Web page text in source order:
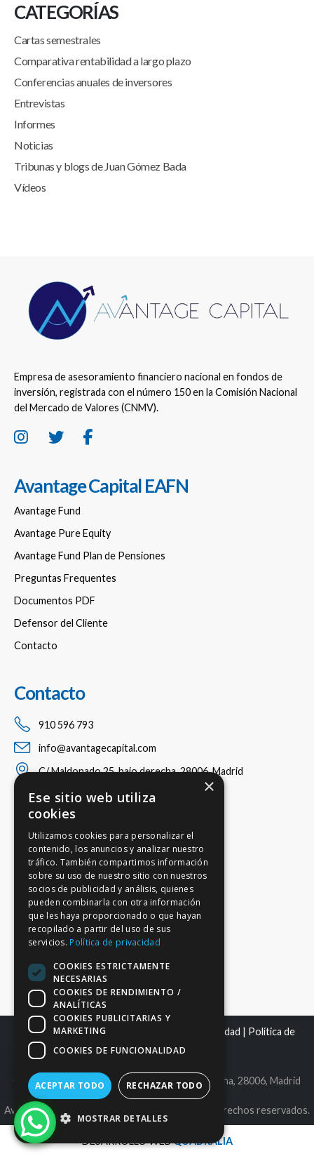
CATEGORÍAS
Cartas semestrales
Comparativa rentabilidad a largo plazo
Conferencias anuales de inversores
Entrevistas
Informes
Noticias
Tribunas y blogs de Juan Gómez Bada
Vídeos
Empresa de asesoramiento financiero nacional en fondos de
inversión, registrada con el número 150 en la Comisión Nacional
del Mercado de Valores (CNMV).
Avantage Capital EAFN
Avantage Fund
Avantage Pure Equity
Avantage Fund Plan de Pensiones
Preguntas Frequentes
Documentos PDF
Defensor del Cliente
Contacto
Contacto
910 596 793
info@avantagecapital.com
C/ Maldonado 25, bajo derecha, 28006, Madrid
Mapa del sitio|Aviso Legal Política de Privacidad | Política de
Cookies
C.I.F. B86980612 | C/ Maldonado 25, bajo derecha, 28006, Madrid
Avantage Capital EAFN, S.L. © 2026. Todos los derechos reservados.
DESARROLLO WEBQUADRALIA
×
Ese sitio web utiliza
cookies
Utilizamos cookies para personalizar el
contenido, los anuncios y analizar nuestro
tráfico. También compartimos información
sobre su uso de nuestro sitio con nuestros
socios de publicidad y análisis, quienes
pueden combinarla con otra información
que les haya proporcionado o que hayan
recopilado a partir del uso de sus
servicios. Política de privacidad
COOKIES ESTRICTAMENTE
NECESARIAS
COOKIES DE RENDIMIENTO /
ANALÍTICAS
COOKIES PUBLICITARIAS Y
MARKETING
COOKIES DE FUNCIONALIDAD
ACEPTAR TODO RECHAZAR TODO
MOSTRAR DETALLES